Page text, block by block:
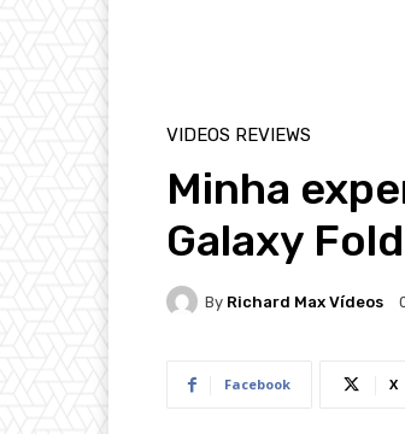
VIDEOS REVIEWS
Minha
Galaxy
By Richard Max Vídeos
Facebook X